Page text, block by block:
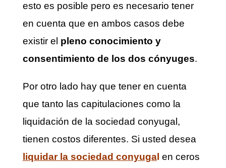
esto es posible pero es necesario tener
en cuenta que en ambos casos debe
existir el pleno conocimiento y
consentimiento de los dos cónyuges.
Por otro lado hay que tener en cuenta
que tanto las capitulaciones como la
liquidación de la sociedad conyugal,
tienen costos diferentes. Si usted desea
liquidar la sociedad conyugal en ceros